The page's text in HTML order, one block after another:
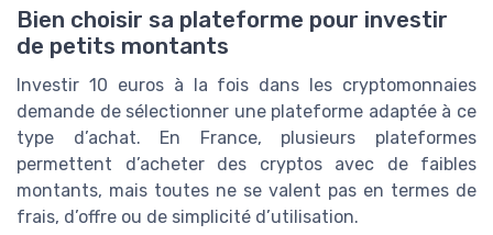
Bien choisir sa plateforme pour investir
de petits montants
Investir 10 euros à la fois dans les cryptomonnaies
demande de sélectionner une plateforme adaptée à ce
type d’achat. En France, plusieurs plateformes
permettent d’acheter des cryptos avec de faibles
montants, mais toutes ne se valent pas en termes de
frais, d’offre ou de simplicité d’utilisation.